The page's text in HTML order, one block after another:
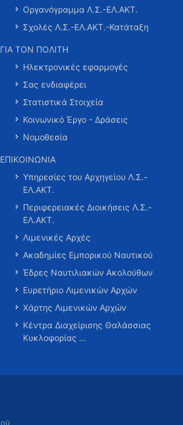
Οργανόγραμμα Λ.Σ.-ΕΛ.ΑΚΤ.
Σχολές Λ.Σ.-ΕΛ.ΑΚΤ.-Κατάταξη
ΓΙΑ ΤΟΝ ΠΟΛΙΤΗ
Ηλεκτρονικές εφαρμογές
Σας ενδιαφέρει
Στατιστικά Στοιχεία
Κοινωνικό Έργο - Δράσεις
Νομοθεσία
ΕΠΙΚΟΙΝΩΝΙΑ
Υπηρεσίες του Αρχηγείου Λ.Σ.-
ΕΛ.ΑΚΤ.
Περιφερειακές Διοικήσεις Λ.Σ.-
ΕΛ.ΑΚΤ.
Λιμενικές Αρχές
Ακαδημίες Εμπορικού Ναυτικού
Έδρες Ναυτιλιακών Ακολούθων
Ευρετήριο Λιμενικών Αρχών
Χάρτης Λιμενικών Αρχών
Κέντρα Διαχείρισης Θαλάσσιας
Κυκλοφορίας …